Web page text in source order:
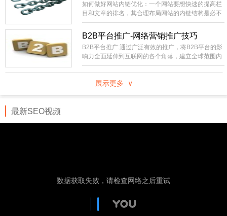
如何做好网站内链优化：一个网站要想快速的提高栏
目和文章的排名，其合理布局网站的内链结构是必不
可少的。相当外部链接而言，内部链接就比较容易控
制，成本低。你直接就可以在自己的站上进行部署，
不像外部链接的不可控性比较大，需要大量的购买或
长期的积累才有办法实现稳定的SEO效果。
B2B平台推广-网络营销推广技巧
B2B平台推广:通过广泛有效的推广，将B2B平台的影
响力全面延伸到互联网的各个角落，建立全球范围内
领先的网络贸易集散中心，国内最具影响力和生命力
的B2B电子商务信息交互平台。建设全国范围内包括
行业、地域分类的企事业黄页，通过专业服务及先进
展示更多 ∨
最新SEO视频